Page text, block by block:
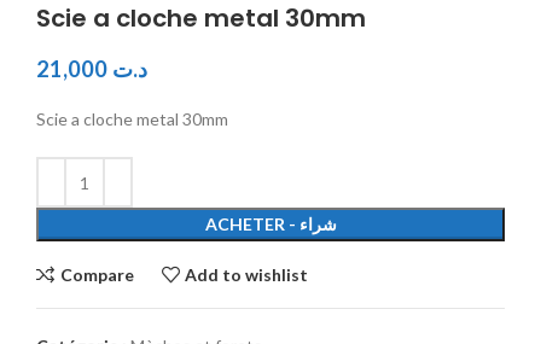
Scie a cloche metal 30mm
د.ت
Scie a cloche metal 30mm
ACHETER - شراء
Compare Add to wishlist